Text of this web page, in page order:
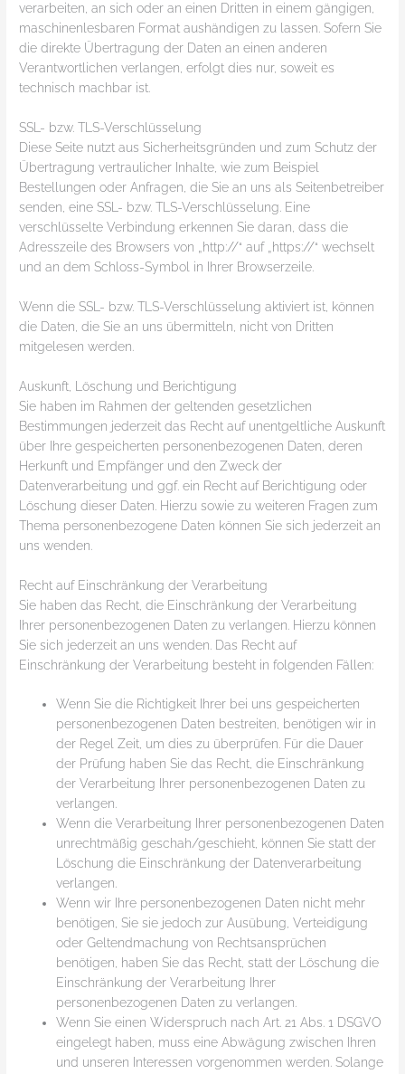
verarbeiten, an sich oder an einen Dritten in einem gängigen,
maschinenlesbaren Format aushändigen zu lassen. Sofern Sie
die direkte Übertragung der Daten an einen anderen
Verantwortlichen verlangen, erfolgt dies nur, soweit es
technisch machbar ist.
SSL- bzw. TLS-Verschlüsselung
Diese Seite nutzt aus Sicherheitsgründen und zum Schutz der
Übertragung vertraulicher Inhalte, wie zum Beispiel
Bestellungen oder Anfragen, die Sie an uns als Seitenbetreiber
senden, eine SSL- bzw. TLS-Verschlüsselung. Eine
verschlüsselte Verbindung erkennen Sie daran, dass die
Adresszeile des Browsers von „http://“ auf „https://“ wechselt
und an dem Schloss-Symbol in Ihrer Browserzeile.
Wenn die SSL- bzw. TLS-Verschlüsselung aktiviert ist, können
die Daten, die Sie an uns übermitteln, nicht von Dritten
mitgelesen werden.
Auskunft, Löschung und Berichtigung
Sie haben im Rahmen der geltenden gesetzlichen
Bestimmungen jederzeit das Recht auf unentgeltliche Auskunft
über Ihre gespeicherten personenbezogenen Daten, deren
Herkunft und Empfänger und den Zweck der
Datenverarbeitung und ggf. ein Recht auf Berichtigung oder
Löschung dieser Daten. Hierzu sowie zu weiteren Fragen zum
Thema personenbezogene Daten können Sie sich jederzeit an
uns wenden.
Recht auf Einschränkung der Verarbeitung
Sie haben das Recht, die Einschränkung der Verarbeitung
Ihrer personenbezogenen Daten zu verlangen. Hierzu können
Sie sich jederzeit an uns wenden. Das Recht auf
Einschränkung der Verarbeitung besteht in folgenden Fällen:
Wenn Sie die Richtigkeit Ihrer bei uns gespeicherten
personenbezogenen Daten bestreiten, benötigen wir in
der Regel Zeit, um dies zu überprüfen. Für die Dauer
der Prüfung haben Sie das Recht, die Einschränkung
der Verarbeitung Ihrer personenbezogenen Daten zu
verlangen.
Wenn die Verarbeitung Ihrer personenbezogenen Daten
unrechtmäßig geschah/geschieht, können Sie statt der
Löschung die Einschränkung der Datenverarbeitung
verlangen.
Wenn wir Ihre personenbezogenen Daten nicht mehr
benötigen, Sie sie jedoch zur Ausübung, Verteidigung
oder Geltendmachung von Rechtsansprüchen
benötigen, haben Sie das Recht, statt der Löschung die
Einschränkung der Verarbeitung Ihrer
personenbezogenen Daten zu verlangen.
Wenn Sie einen Widerspruch nach Art. 21 Abs. 1 DSGVO
eingelegt haben, muss eine Abwägung zwischen Ihren
und unseren Interessen vorgenommen werden. Solange